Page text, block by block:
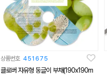
상품번호 451675
클로버 자유형 둥글이 부채(190x190m